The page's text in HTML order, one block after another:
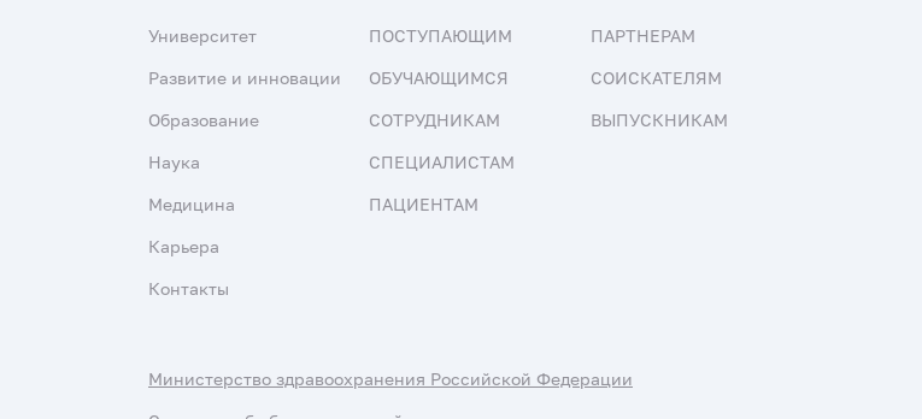
Университет
Развитие и инновации
Образование
Наука
Медицина
Карьера
Контакты
ПОСТУПАЮЩИМ
ОБУЧАЮЩИМСЯ
СОТРУДНИКАМ
СПЕЦИАЛИСТАМ
ПАЦИЕНТАМ
ПАРТНЕРАМ
СОИСКАТЕЛЯМ
ВЫПУСКНИКАМ
Министерство здравоохранения Российской Федерации